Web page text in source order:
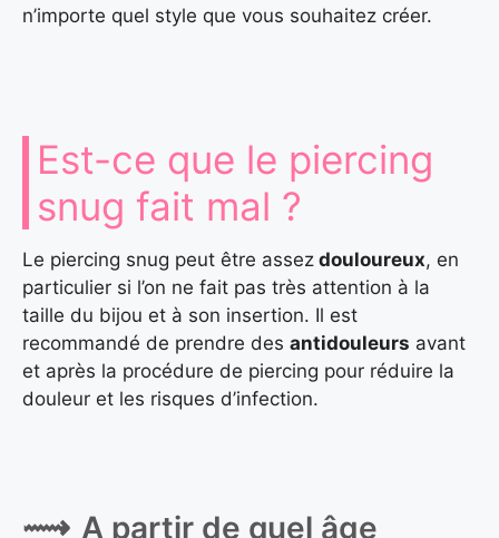
n’importe quel style que vous souhaitez créer.
Est-ce que le piercing
snug fait mal ?
Le piercing snug peut être assez douloureux, en
particulier si l’on ne fait pas très attention à la
taille du bijou et à son insertion. Il est
recommandé de prendre des antidouleurs avant
et après la procédure de piercing pour réduire la
douleur et les risques d’infection.
A partir de quel âge